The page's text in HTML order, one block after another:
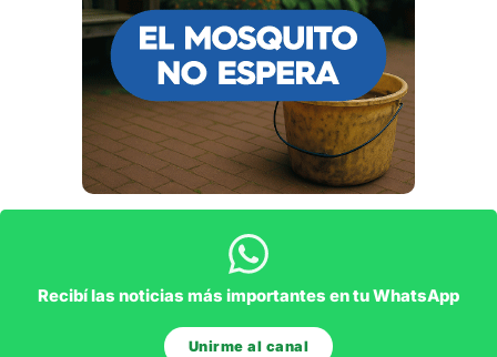
Recibí las noticias más importantes en tu WhatsApp
Unirme al canal